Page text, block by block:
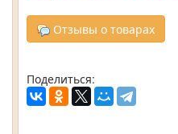
Отзывы о товарах
Поделиться: